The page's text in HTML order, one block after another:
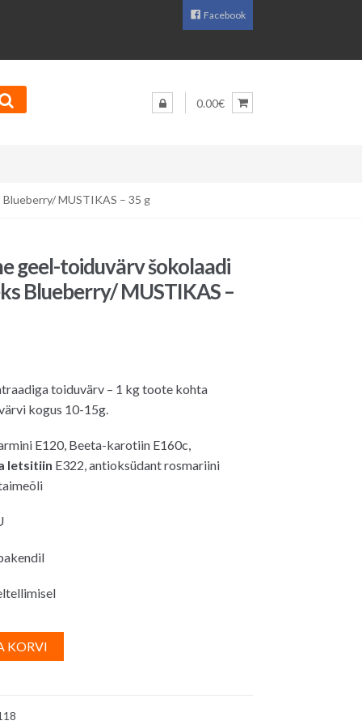
Facebook
0.00€
MUSTIKAS – 35 g
geel-toiduvärv šokolaadi
Blueberry/ MUSTIKAS –
toiduvärv – 1 kg toote kohta
kogus 10-15g.
E120, Beeta-karotiin E160c,
letsitiin E322, antioksüdant rosmariini
KORVI
l